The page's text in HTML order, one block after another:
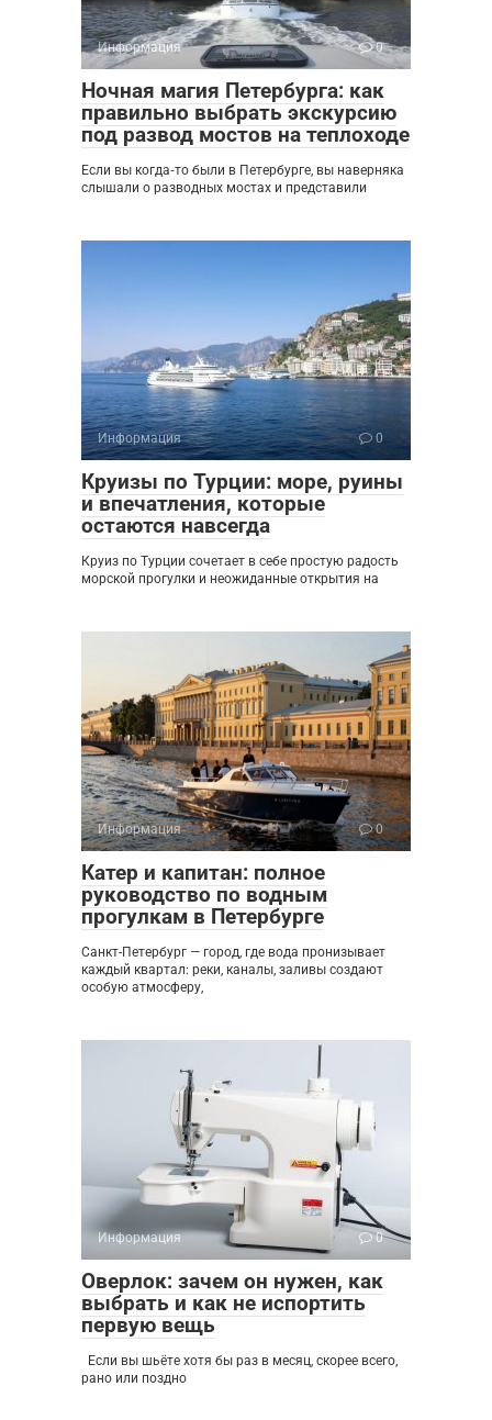
Информация 0
Ночная магия Петербурга: как
правильно выбрать экскурсию
под развод мостов на теплоходе
Если вы когда‑то были в Петербурге, вы наверняка
слышали о разводных мостах и представили
Информация 0
Круизы по Турции: море, руины
и впечатления, которые
остаются навсегда
Круиз по Турции сочетает в себе простую радость
морской прогулки и неожиданные открытия на
Информация 0
Катер и капитан: полное
руководство по водным
прогулкам в Петербурге
Санкт-Петербург — город, где вода пронизывает
каждый квартал: реки, каналы, заливы создают
особую атмосферу,
Информация 0
Оверлок: зачем он нужен, как
выбрать и как не испортить
первую вещь
Если вы шьёте хотя бы раз в месяц, скорее всего,
рано или поздно